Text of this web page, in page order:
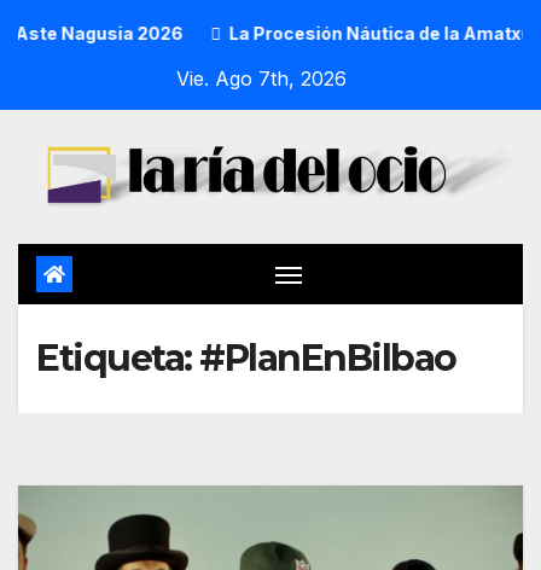
Nagusia 2026 La Procesión Náutica de la Amatxu de
Vie. Ago 7th, 2026
Etiqueta:#PlanEnBilbao